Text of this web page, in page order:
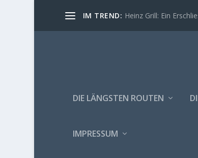
IM TREND: Heinz Grill: Ein
DIE LÄNGSTEN ROUTEN
IMPRESSUM